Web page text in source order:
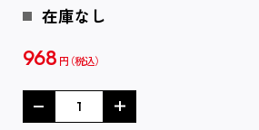
在庫なし
968 円